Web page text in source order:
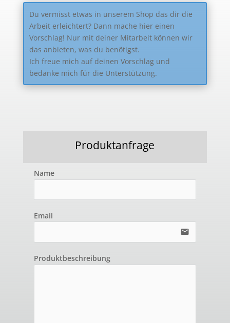
Du vermisst etwas in unserem Shop das dir die
Arbeit erleichtert? Dann mache hier einen
Vorschlag! Nur mit deiner Mitarbeit können wir
das anbieten, was du benötigst.
Ich freue mich auf deinen Vorschlag und
bedanke mich für die Unterstützung.
Produktanfrage
Name
Email
email
Produktbeschreibung